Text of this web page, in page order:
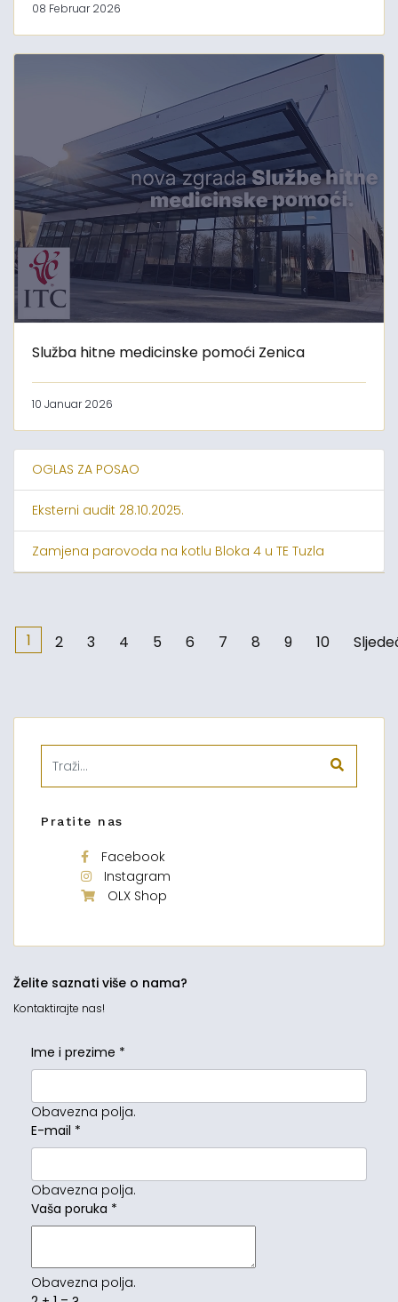
08 Februar 2026
Služba hitne medicinske pomoći Zenica
10 Januar 2026
OGLAS ZA POSAO
Eksterni audit 28.10.2025.
Zamjena parovoda na kotlu Bloka 4 u TE Tuzla
1 2 3 4 5 6 7 8 9 10
Pratite nas
Facebook
Instagram
OLX Shop
Želite saznati više o nama?
Kontaktirajte nas!
Ime i prezime *
Obavezna polja.
E-mail *
Obavezna polja.
Vaša poruka *
Obavezna polja.